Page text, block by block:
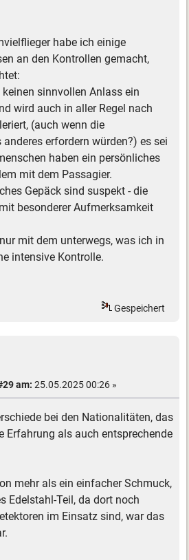
habe ich einige
an den Kontrollen gemacht,
sinnvollen Anlass ein
wird auch in aller Regel nach
(auch wenn die
erfordern würden?) es sei
haben ein persönliches
mit dem Passagier.
Gepäck sind suspekt - die
besonderer Aufmerksamkeit
mit dem unterwegs, was ich in
intensive Kontrolle.
Gespeichert
am: 25.05.2025 00:26 »
bei den Nationalitäten, das
Erfahrung als auch entsprechende
mehr als ein einfacher Schmuck,
Edelstahl-Teil, da dort noch
im Einsatz sind, war das